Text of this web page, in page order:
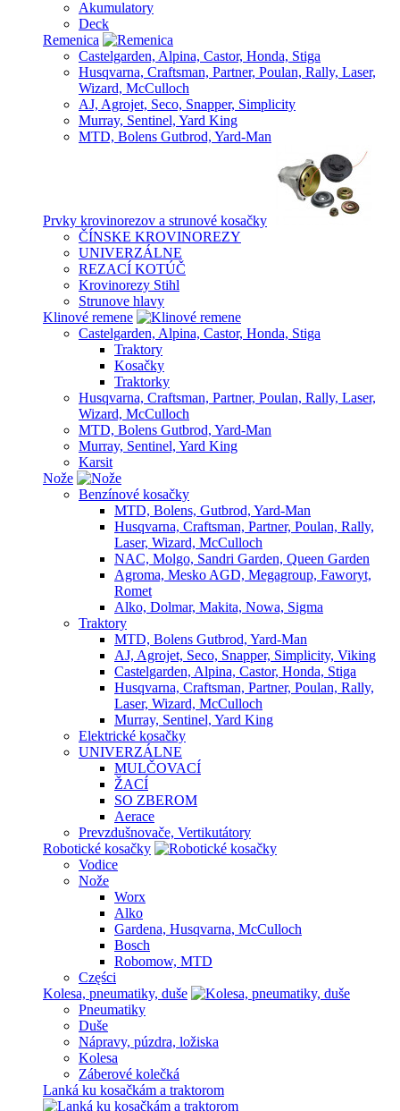
Akumulatory
Deck
Remenica
Castelgarden, Alpina, Castor, Honda, Stiga
Husqvarna, Craftsman, Partner, Poulan, Rally, Laser,
Wizard, McCulloch
AJ, Agrojet, Seco, Snapper, Simplicity
Murray, Sentinel, Yard King
MTD, Bolens Gutbrod, Yard-Man
Prvky krovinorezov a strunové kosačky
ČÍNSKE KROVINOREZY
UNIVERZÁLNE
REZACÍ KOTÚČ
Krovinorezy Stihl
Strunove hlavy
Klinové remene
Castelgarden, Alpina, Castor, Honda, Stiga
Traktory
Kosačky
Traktorky
Husqvarna, Craftsman, Partner, Poulan, Rally, Laser,
Wizard, McCulloch
MTD, Bolens Gutbrod, Yard-Man
Murray, Sentinel, Yard King
Karsit
Nože
Benzínové kosačky
MTD, Bolens, Gutbrod, Yard-Man
Husqvarna, Craftsman, Partner, Poulan, Rally,
Laser, Wizard, McCulloch
NAC, Molgo, Sandri Garden, Queen Garden
Agroma, Mesko AGD, Megagroup, Faworyt,
Romet
Alko, Dolmar, Makita, Nowa, Sigma
Traktory
MTD, Bolens Gutbrod, Yard-Man
AJ, Agrojet, Seco, Snapper, Simplicity, Viking
Castelgarden, Alpina, Castor, Honda, Stiga
Husqvarna, Craftsman, Partner, Poulan, Rally,
Laser, Wizard, McCulloch
Murray, Sentinel, Yard King
Elektrické kosačky
UNIVERZÁLNE
MULČOVACÍ
ŽACÍ
SO ZBEROM
Aerace
Prevzdušnovače, Vertikutátory
Robotické kosačky
Vodice
Nože
Worx
Alko
Gardena, Husqvarna, McCulloch
Bosch
Robomow, MTD
Części
Kolesa, pneumatiky, duše
Pneumatiky
Duše
Nápravy, púzdra, ložiska
Kolesa
Záberové kolečká
Lanká ku kosačkám a traktorom